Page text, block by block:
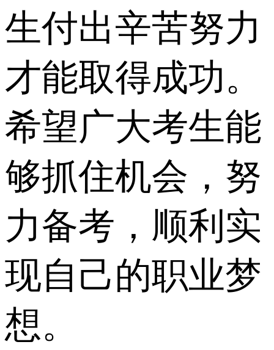
生付出辛苦努力
才能取得成功。
希望广大考生能
够抓住机会，努
力备考，顺利实
现自己的职业梦
想。